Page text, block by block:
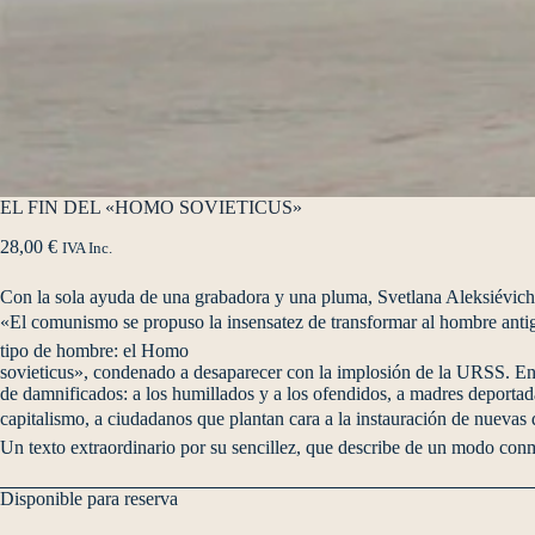
EL FIN DEL «HOMO SOVIETICUS»
28,00 € IVA Inc.
Con la sola ayuda de una grabadora y una pluma, Svetlana
«El comunismo se propuso la insensatez de transformar al hombre
tipo de hombre: el Homo
sovieticus», condenado a desaparecer con la implosión de la URSS.
de damnificados: a los humillados y a los ofendidos, a madres
capitalismo, a ciudadanos que plantan cara a la instauración de nuevas
Un texto extraordinario por su sencillez, que describe de un modo
Disponible para reserva